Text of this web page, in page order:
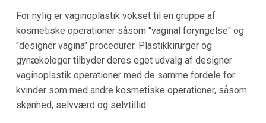
For nylig er vaginoplastik vokset til en gruppe af
kosmetiske operationer såsom "vaginal foryngelse" og
"designer vagina" procedurer. Plastikkirurger og
gynækologer tilbyder deres eget udvalg af designer
vaginoplastik operationer med de samme fordele for
kvinder som med andre kosmetiske operationer, såsom
skønhed, selvværd og selvtillid.